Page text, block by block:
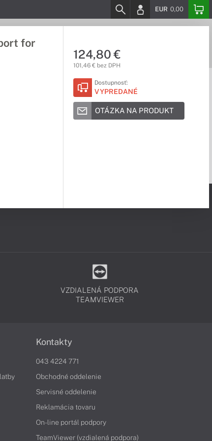
EUR 0,00
for
124,80 €
101,46 € bez DPH
Dostupnosť:
VYPREDANÉ
OTÁZKA NA PRODUKT
VZDIALENÁ PODPORA
TEAMVIEWER
Kontakty
043 4224 771
Obchodné oddelenie
Servisné oddelenie
Reklamácia tovaru
On-line portál podpory
TeamViewer (vzdialená podpora)